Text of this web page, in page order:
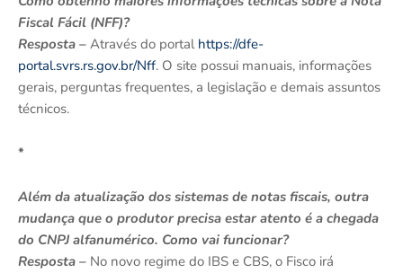
Fiscal Fácil (NFF)?
Resposta – Através do portal https://dfe-
portal.svrs.rs.gov.br/Nff. O site possui manuais, informações
gerais, perguntas frequentes, a legislação e demais assuntos
técnicos.
*
Além da atualização dos sistemas de notas fiscais, outra
mudança que o produtor precisa estar atento é a chegada
do CNPJ alfanumérico. Como vai funcionar?
Resposta – No novo regime do IBS e CBS, o Fisco irá